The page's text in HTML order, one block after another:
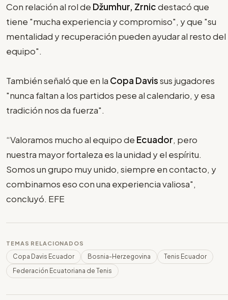
Con relación al rol de Džumhur, Zrnicdestacó que
tiene "mucha experiencia y compromiso", y que "su
mentalidad y recuperación pueden ayudar al resto del
equipo".
También señaló que en la Copa Davissus jugadores
"nunca faltan a los partidos pese al calendario, y esa
tradición nos da fuerza".
“Valoramos mucho al equipo de Ecuador, pero
nuestra mayor fortaleza es la unidad y el espíritu.
Somos un grupo muy unido, siempre en contacto, y
combinamos eso con una experiencia valiosa",
concluyó. EFE
TEMAS RELACIONADOS
Copa Davis Ecuador Bosnia-Herzegovina
Tenis Ecuador
Federación Ecuatoriana de Tenis